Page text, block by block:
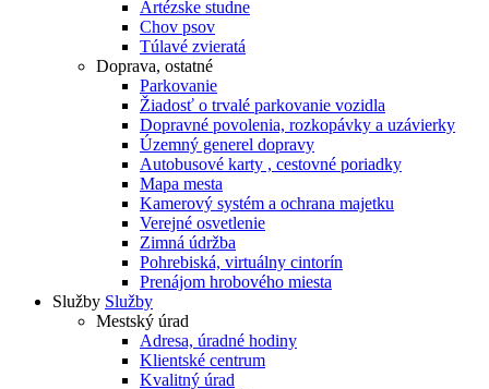
Artézske studne
Chov psov
Túlavé zvieratá
Doprava, ostatné
Parkovanie
Žiadosť o trvalé parkovanie vozidla
Dopravné povolenia, rozkopávky a uzávierky
Územný generel dopravy
Autobusové karty , cestovné poriadky
Mapa mesta
Kamerový systém a ochrana majetku
Verejné osvetlenie
Zimná údržba
Pohrebiská, virtuálny cintorín
Prenájom hrobového miesta
Služby Služby
Mestský úrad
Adresa, úradné hodiny
Klientské centrum
Kvalitný úrad